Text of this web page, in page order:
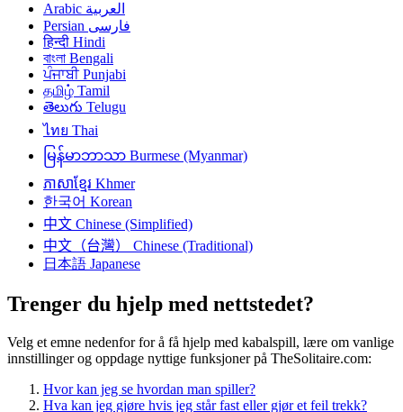
العربية Arabic
فارسی Persian
हिन्दी Hindi
বাংলা Bengali
ਪੰਜਾਬੀ Punjabi
தமிழ் Tamil
తెలుగు Telugu
ไทย Thai
မြန်မာဘာသာ Burmese (Myanmar)
ភាសាខ្មែរ Khmer
한국어 Korean
中文 Chinese (Simplified)
中文（台灣）
Chinese (Traditional)
日本語 Japanese
Trenger du hjelp med nettstedet?
Velg et emne nedenfor for å få hjelp med kabalspill, lære om vanlige
innstillinger og oppdage nyttige funksjoner på TheSolitaire.com:
Hvor kan jeg se hvordan man spiller?
Hva kan jeg gjøre hvis jeg står fast eller gjør et feil trekk?